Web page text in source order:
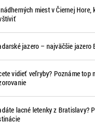
miest v Čiernej Hore,
jazero – najväčšie jazero
vidieť veľryby? Poznáme top
lacné letenky z Bratislavy?